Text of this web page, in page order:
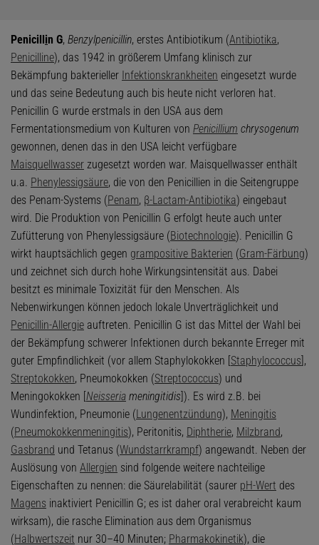
Penicillin G, Benzylpenicillin, erstes Antibiotikum (Antibiotika,
Penicilline), das 1942 in größerem Umfang klinisch zur
Bekämpfung bakterieller Infektionskrankheiten eingesetzt wurde
und das seine Bedeutung auch bis heute nicht verloren hat.
Penicillin G wurde erstmals in den USA aus dem
Fermentationsmedium von Kulturen von Penicillium chrysogenum
gewonnen, denen das in den USA leicht verfügbare
Maisquellwasser zugesetzt worden war. Maisquellwasser enthält
u.a. Phenylessigsäure, die von den Penicillien in die Seitengruppe
des Penam-Systems (Penam, β-Lactam-Antibiotika) eingebaut
wird. Die Produktion von Penicillin G erfolgt heute auch unter
Zufütterung von Phenylessigsäure (Biotechnologie). Penicillin G
wirkt hauptsächlich gegen grampositive Bakterien (Gram-Färbung)
und zeichnet sich durch hohe Wirkungsintensität aus. Dabei
besitzt es minimale Toxizität für den Menschen. Als
Nebenwirkungen können jedoch lokale Unverträglichkeit und
Penicillin-Allergie auftreten. Penicillin G ist das Mittel der Wahl bei
der Bekämpfung schwerer Infektionen durch bekannte Erreger mit
guter Empfindlichkeit (vor allem Staphylokokken [Staphylococcus],
Streptokokken, Pneumokokken (Streptococcus) und
Meningokokken [Neisseria meningitidis]). Es wird z.B. bei
Wundinfektion, Pneumonie (Lungenentzündung), Meningitis
(Pneumokokkenmeningitis), Peritonitis, Diphtherie, Milzbrand,
Gasbrand und Tetanus (Wundstarrkrampf) angewandt. Neben der
Auslösung von Allergien sind folgende weitere nachteilige
Eigenschaften zu nennen: die Säurelabilität (saurer pH-Wert des
Magens inaktiviert Penicillin G; es ist daher oral verabreicht kaum
wirksam), die rasche Elimination aus dem Organismus
(Halbwertszeit nur 30–40 Minuten; Pharmakokinetik), die